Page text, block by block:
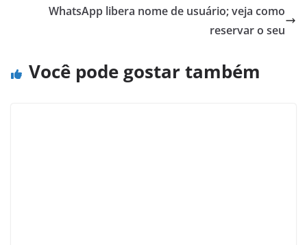
WhatsApp libera nome de usuário; veja como
reservar o seu
Você pode gostar também